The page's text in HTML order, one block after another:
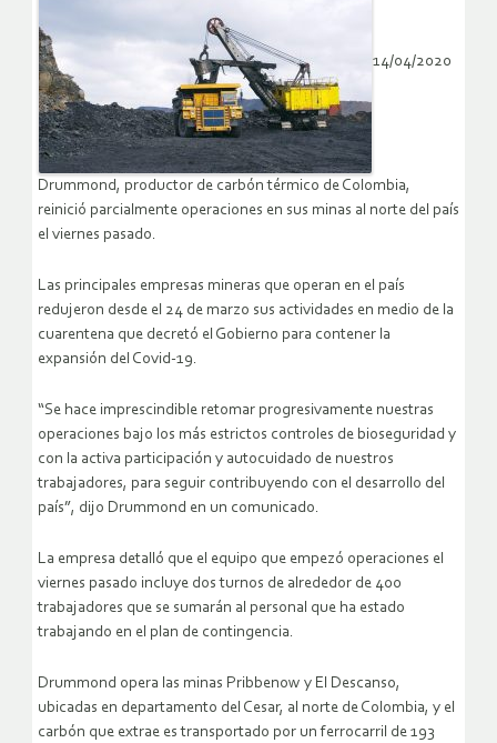
14/04/2020
Drummond, productor de carbón térmico de Colombia,
reinició parcialmente operaciones en sus minas al norte del país
el viernes pasado.
Las principales empresas mineras que operan en el país
redujeron desde el 24 de marzo sus actividades en medio de la
cuarentena que decretó el Gobierno para contener la
expansión del Covid-19.
“Se hace imprescindible retomar progresivamente nuestras
operaciones bajo los más estrictos controles de bioseguridad y
con la activa participación y autocuidado de nuestros
trabajadores, para seguir contribuyendo con el desarrollo del
país”, dijo Drummond en un comunicado.
La empresa detalló que el equipo que empezó operaciones el
viernes pasado incluye dos turnos de alrededor de 400
trabajadores que se sumarán al personal que ha estado
trabajando en el plan de contingencia.
Drummond opera las minas Pribbenow y El Descanso,
ubicadas en departamento del Cesar, al norte de Colombia, y el
carbón que extrae es transportado por un ferrocarril de 193